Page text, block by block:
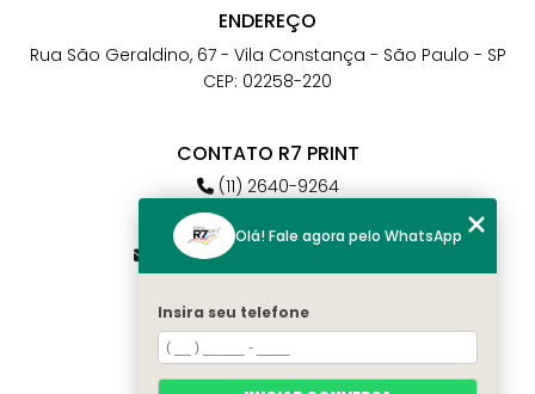
ENDEREÇO
Rua São Geraldino, 67 - Vila Constança - São Paulo - SP
CEP: 02258-220
CONTATO R7 PRINT
(11) 2640-9264
(11) 98784-6664
atendimento@r7print.com.br
MENU
Home
Olá! Fale agora pelo WhatsApp
Insira seu telefone